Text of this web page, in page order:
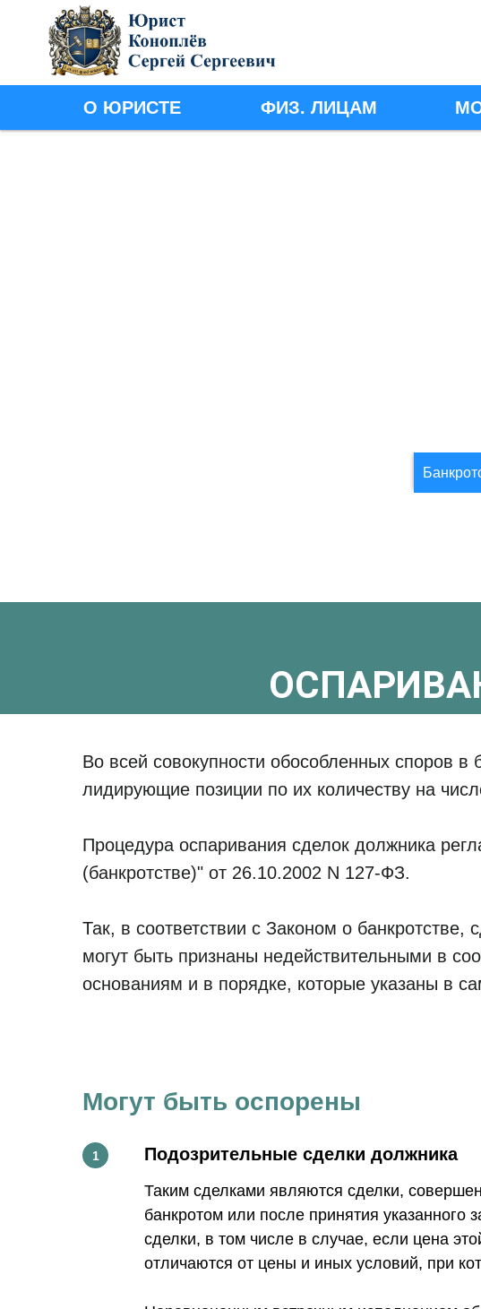
О ЮРИСТЕ ФИЗ. ЛИЦАМ
Во всей совокупности обособленных споров
лидирующие позиции по их количеству на
Процедура оспаривания сделок должника
(банкротстве)" от 26.10.2002 N 127-ФЗ.
Так, в соответствии с Законом о
могут быть признаны недействительными в
основаниям и в порядке, которые указаны в
Могут быть оспорены
Подозрительные сделки должника
Таким сделками являются сделки,
банкротом или после принятия указанного
сделки, в том числе в случае, если цена
отличаются от цены и иных условий, при